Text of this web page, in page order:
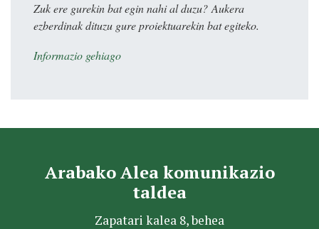
Zuk ere gurekin bat egin nahi al duzu? Aukera
ezberdinak dituzu gure proiektuarekin bat egiteko.
Informazio gehiago
Arabako Alea komunikazio
taldea
Zapatari kalea 8, behea